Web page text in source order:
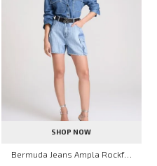
SHOP NOW
Bermuda Jeans Ampla Rockford John John Feminina